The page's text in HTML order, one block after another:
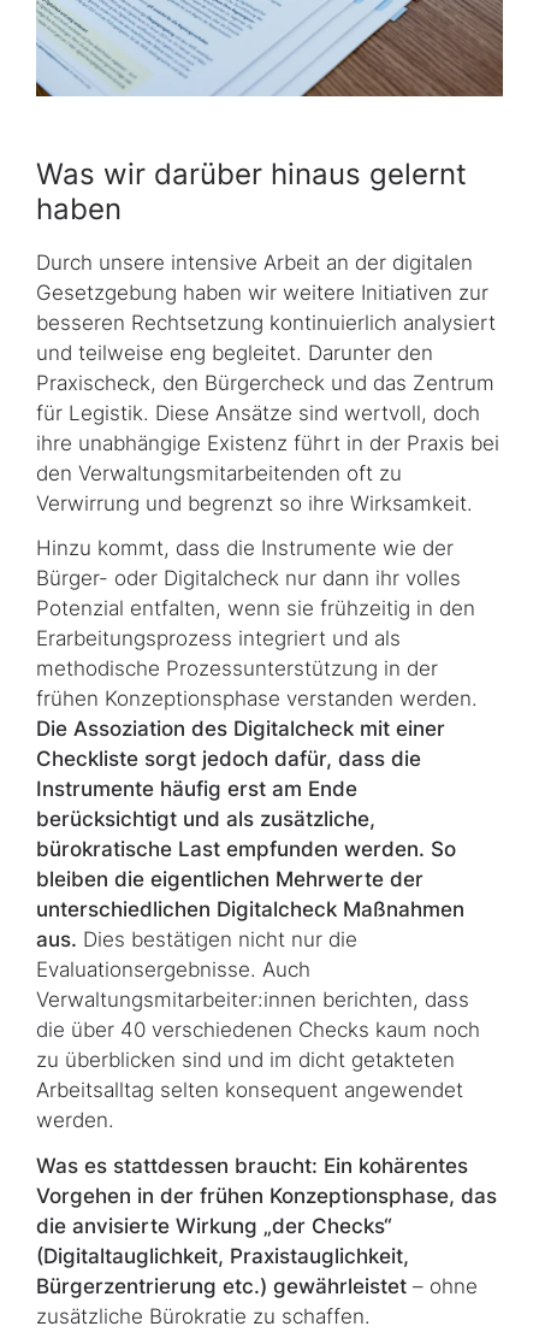
Was wir darüber hinaus gelernt
haben
Durch unsere intensive Arbeit an der digitalen
Gesetzgebung haben wir weitere Initiativen zur
besseren Rechtsetzung kontinuierlich analysiert
und teilweise eng begleitet. Darunter den
Praxischeck, den Bürgercheck und das Zentrum
für Legistik. Diese Ansätze sind wert­voll, doch
ihre unabhängige Existenz führt in der Praxis bei
den Ver­wal­tungs­mit­ar­bei­ten­den oft zu
Verwirrung und begrenzt so ihre Wirksamkeit.
Hinzu kommt, dass die Instrumente wie der
Bürger- oder Digitalcheck nur dann ihr volles
Potenzial entfalten, wenn sie frühzeitig in den
Erarbeitungsprozess integriert und als
methodische Prozessunterstützung in der
frühen Konzeptionsphase verstanden werden.
Die Assoziation des Digitalcheck mit einer
Checkliste sorgt jedoch dafür, dass die
Instrumente häufig erst am Ende
berücksichtigt und als zusätzliche,
bürokratische Last empfunden werden. So
bleiben die eigentlichen Mehrwerte der
unterschiedlichen Digitalcheck Maßnahmen
aus. Dies bestätigen nicht nur die
Evaluationsergebnisse. Auch
Verwaltungsmitarbeiter:innen berichten, dass
die über 40 verschiedenen Checks kaum noch
zu überblicken sind und im dicht getakteten
Arbeitsalltag selten konsequent an­ge­wen­det
werden.
Was es stattdessen braucht: Ein kohärentes
Vorgehen in der frühen Konzeptionsphase, das
die anvisierte Wirkung „der Checks“
(Digitaltauglichkeit, Praxistauglichkeit,
Bürgerzentrierung etc.) gewährleistet – ohne
zusätzliche Bürokratie zu schaffen.